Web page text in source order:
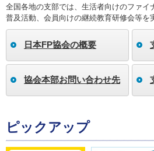
全国各地の支部では、生活者向けのファイ
普及活動、会員向けの継続教育研修会等を
日本FP協会の概要
協会本部お問い合わせ先
ピックアップ